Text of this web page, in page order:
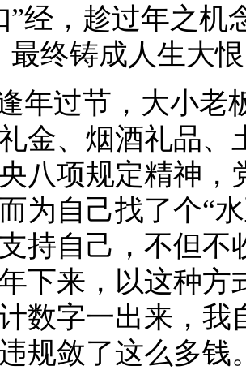
”经，趁过年之机
最终铸成人生大
过节，大小老板
金、烟酒礼品、
八项规定精神，
为自己找了个“
持自己，不但不
下来，以这种方
数字一出来，
规敛了这么多钱